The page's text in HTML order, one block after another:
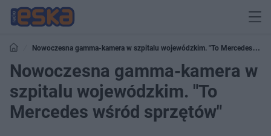
Nowoczesna gamma-kamera w szpitalu wojewódzkim. "To Mercedes
wśród sprzętów"
Nowoczesna gamma-kamera w
szpitalu wojewódzkim. "To
Mercedes wśród sprzętów"